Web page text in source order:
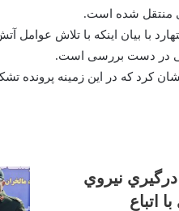
منتقل شده است.
با بیان اینکه با تلاش عوامل
در دست بررسی است.
کرد که در این زمینه پرونده
نيروي
اتباع